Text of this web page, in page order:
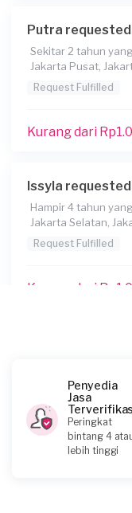
Tidak
Kapan Anda
10-10-2023
barang saya
Kurang dari
Putra
Sekitar 2 tahun
Jakarta Pusat,
Request Fulfilled
Kurang dari
Issyla
Hampir 4 tahun
Jakarta Selatan,
Request Fulfilled
Kurang dari
Ericayohana
Jakarta Timur, Jakarta
Request Fulfilled
Kurang dari
Penyedia
Jasa
Peringkat
bintang 4
lebih tinggi